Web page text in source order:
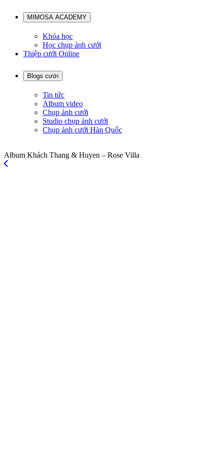
MIMOSA ACADEMY
Khóa học
Học chụp ảnh cưới
Thiệp cưới Online
Blogs cưới
Tin tức
Album video
Chụp ảnh cưới
Studio chụp ảnh cưới
Chụp ảnh cưới Hàn Quốc
Album Khách Thang & Huyen – Rose Villa